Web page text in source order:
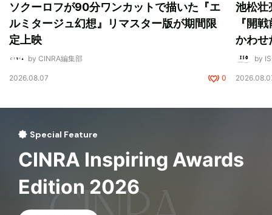
ソクーロフが90分ワンカットで描いた『エ
ルミタージュ幻想』リマスター版が期間限
定上映
by CINRA編集部
2026.08.07 0
池松壮
『開
かわせ
by
Special Feature
CINRA Inspiring Awards
Edition 2026